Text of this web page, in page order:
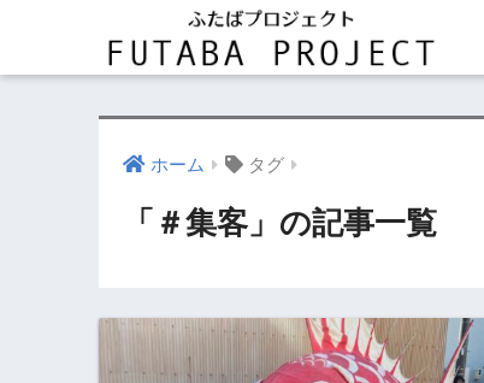
ホーム タグ
「＃集客」の記事一覧